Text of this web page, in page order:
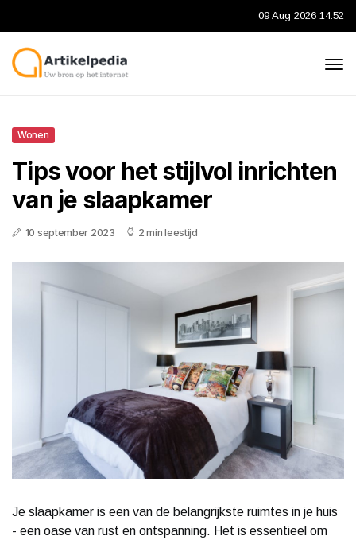
09 Aug 2026 14:52
Wonen
Tips voor het stijlvol inrichten
van je slaapkamer
10 september 2023 2 min leestijd
Je slaapkamer is een van de belangrijkste ruimtes in je huis
- een oase van rust en ontspanning. Het is essentieel om